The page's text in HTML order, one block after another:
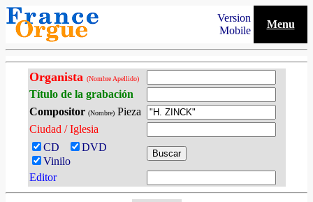
Version
Mobile
Menu
Organista (Nombre Apellido)
Título de la grabación
Compositor (Nombre)Pieza
Ciudad / Iglesia
CD
DVD
Vinilo
Editor